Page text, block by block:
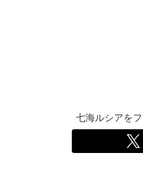
七海ルシアを